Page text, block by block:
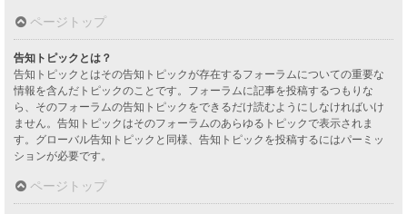
ページトップ
告知トピックとは？
告知トピックとはその告知トピックが存在するフォーラムについての重要な
情報を含んだトピックのことです。フォーラムに記事を投稿するつもりな
ら、そのフォーラムの告知トピックをできるだけ読むようにしなければいけ
ません。告知トピックはそのフォーラムのあらゆるトピックで表示されま
す。グローバル告知トピックと同様、告知トピックを投稿するにはパーミッ
ションが必要です。
ページトップ